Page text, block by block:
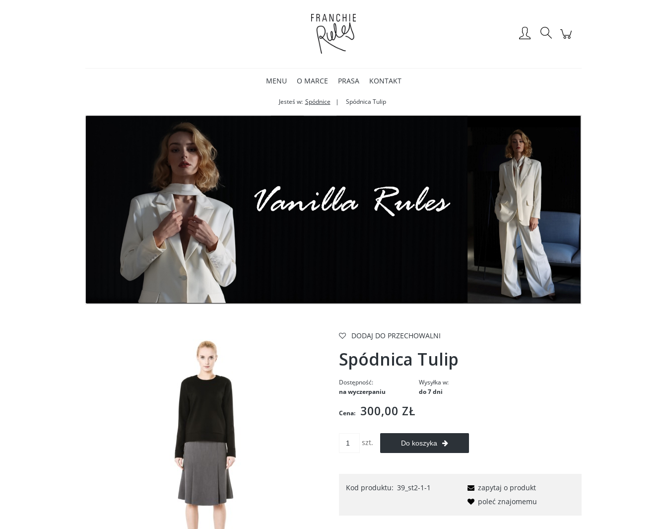
MENU O MARCE PRASA KONTAKT
Jesteś w: Spódnice Spódnica Tulip
DODAJ DO PRZECHOWALNI
Spódnica Tulip
Dostępność:
na wyczerpaniu
Wysyłka w:
do 7 dni
Cena: 300,00 ZŁ
szt. Do koszyka
Kod produktu: 39_st2-1-1
zapytaj o produkt
poleć znajomemu